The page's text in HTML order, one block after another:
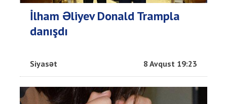
İlham Əliyev Donald Trampla
danışdı
Siyasət 8 Avqust 19:23